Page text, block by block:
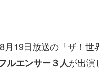
月19日放送の「ザ！世
ルエンサー３人が出演